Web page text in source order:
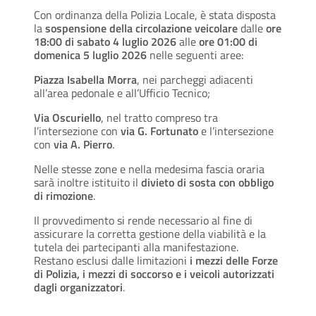
Con ordinanza della Polizia Locale, è stata disposta
lasospensione della circolazione veicolaredalleore
18:00 di sabato 4 luglio 2026alleore 01:00 di
domenica 5 luglio 2026 nelle seguenti aree:
Piazza Isabella Morra, nei parcheggi adiacenti
all’area pedonale e all’Ufficio Tecnico;
Via Oscuriello, nel tratto compreso tra
l’intersezione con via G. Fortunatoe l’intersezione
con via A. Pierro.
Nelle stesse zone e nella medesima fascia oraria
sarà inoltre istituito il divieto di sosta con obbligo
di rimozione.
Il provvedimento si rende necessario al fine di
assicurare la corretta gestione della viabilità e la
tutela dei partecipanti alla manifestazione.
Restano esclusi dalle limitazioni i mezzi delle Forze
di Polizia, i mezzi di soccorso e i veicoli autorizzati
dagli organizzatori.